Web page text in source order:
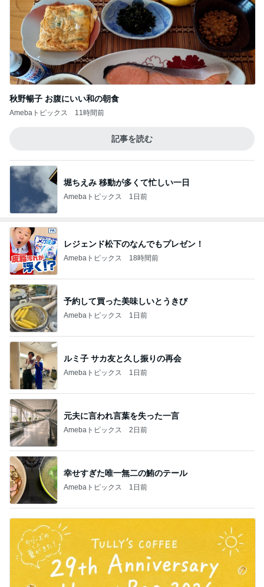
秋野暢子 お腹にいい和の朝食
Amebaトピックス 11時間前
記事を読む
堀ちえみ 移動が多くて忙しい一日
Amebaトピックス 1日前
レジェンド松下のなんでもプレゼン！
Amebaトピックス 18時間前
予約して買った美味しいとうきび
Amebaトピックス 1日前
ルミ子 サカ友と久し振りの再会
Amebaトピックス 1日前
元夫に言われ言葉を失った一言
Amebaトピックス 2日前
幸せすぎた唯一無二の鮪のテール
Amebaトピックス 1日前